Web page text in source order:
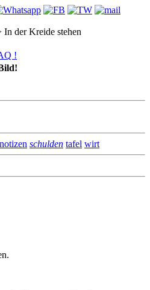
In der Kreide stehen
!
notizen schulden tafel wirt